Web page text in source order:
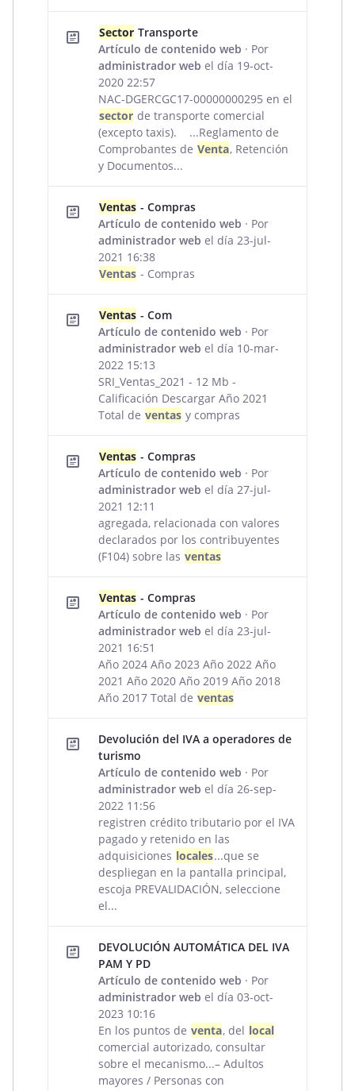
Sector Transporte
Artículo de contenido web · Por
administrador web el día 19-oct-
2020 22:57
NAC-DGERCGC17-00000000295 en el
sector de transporte comercial
(excepto taxis). ...Reglamento de
Comprobantes de Venta, Retención
y Documentos...
Ventas - Compras
Artículo de contenido web · Por
administrador web el día 23-jul-
2021 16:38
Ventas - Compras
Ventas - Com
Artículo de contenido web · Por
administrador web el día 10-mar-
2022 15:13
SRI_Ventas_2021 - 12 Mb -
Calificación Descargar Año 2021
Total de ventas y compras
Ventas - Compras
Artículo de contenido web · Por
administrador web el día 27-jul-
2021 12:11
agregada, relacionada con valores
declarados por los contribuyentes
(F104) sobre las ventas
Ventas - Compras
Artículo de contenido web · Por
administrador web el día 23-jul-
2021 16:51
Año 2024 Año 2023 Año 2022 Año
2021 Año 2020 Año 2019 Año 2018
Año 2017 Total de ventas
Devolución del IVA a operadores de
turismo
Artículo de contenido web · Por
administrador web el día 26-sep-
2022 11:56
registren crédito tributario por el IVA
pagado y retenido en las
adquisiciones locales...que se
despliegan en la pantalla principal,
escoja PREVALIDACIÓN, seleccione
el...
DEVOLUCIÓN AUTOMÁTICA DEL IVA
PAM Y PD
Artículo de contenido web · Por
administrador web el día 03-oct-
2023 10:16
En los puntos de venta, del local
comercial autorizado, consultar
sobre el mecanismo...– Adultos
mayores / Personas con